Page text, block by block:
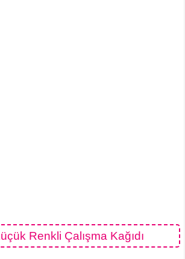
Renkli Çalışma Kağıdı